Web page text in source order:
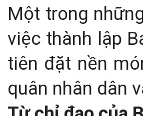
Một trong
việc thành lập
tiên đặt nền
quân nhân dân